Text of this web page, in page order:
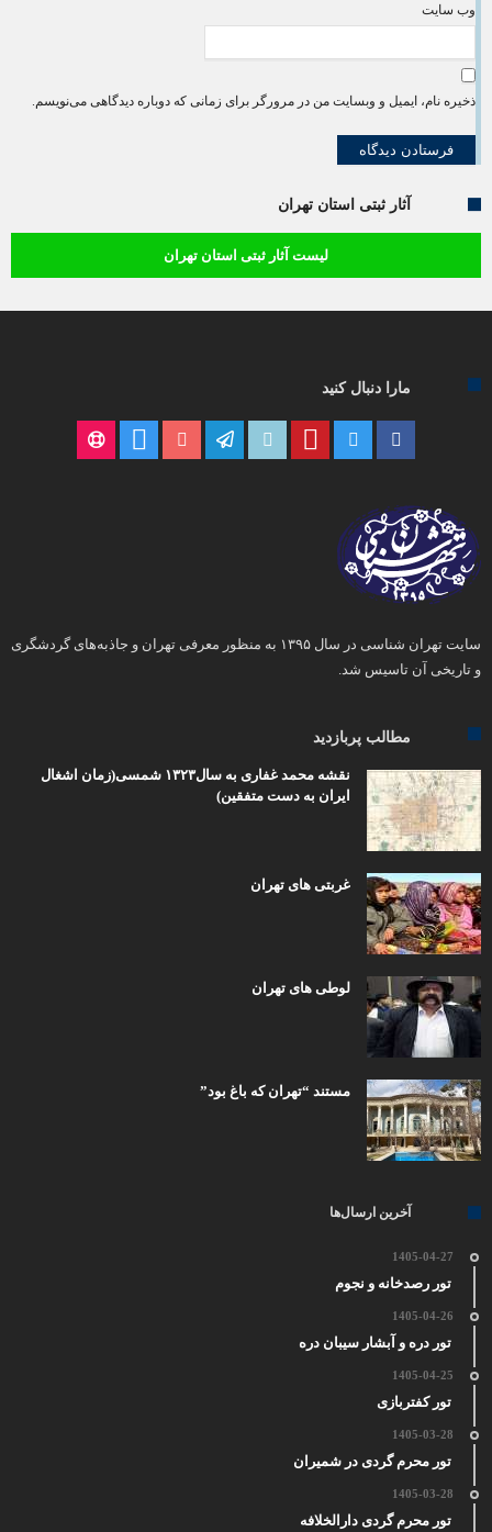
وب‌ سایت
ذخیره نام، ایمیل و وبسایت من در مرورگر برای زمانی که دوباره دیدگاهی می‌نویسم.
آثار ثبتی استان تهران
لیست آثار ثبتی استان تهران
مارا دنبال کنید
سایت تهران شناسی در سال ۱۳۹۵ به منظور معرفی تهران و جاذبه‌های گردشگری
و تاریخی آن تاسیس شد.
مطالب پربازدید
نقشه محمد غفاری به سال۱۳۲۳ شمسی(زمان اشغال
ایران به دست متفقین)
غربتی های تهران
لوطی های تهران
مستند “تهران که باغ بود”
آخرین ارسال‌ها
1405-04-27
تور رصدخانه و نجوم
1405-04-26
تور دره و آبشار سیبان دره
1405-04-25
تور کفتربازی
1405-03-28
تور محرم گردی در شمیران
1405-03-28
تور محرم گردی دارالخلافه